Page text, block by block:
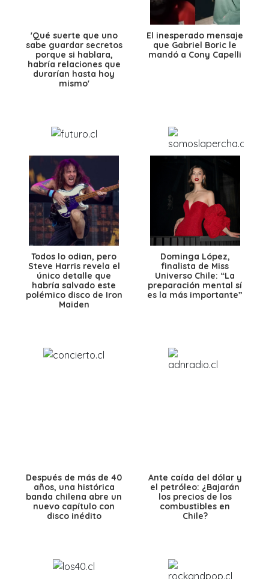
'Qué suerte que uno
sabe guardar secretos
porque si hablara,
habría relaciones que
durarían hasta hoy
mismo'
El inesperado mensaje
que Gabriel Boric le
mandó a Cony Capelli
Todos lo odian, pero
Steve Harris revela el
único detalle que
habría salvado este
polémico disco de Iron
Maiden
Dominga López,
finalista de Miss
Universo Chile: “La
preparación mental sí
es la más importante”
Después de más de 40
años, una histórica
banda chilena abre un
nuevo capítulo con
disco inédito
Ante caída del dólar y
el petróleo: ¿Bajarán
los precios de los
combustibles en
Chile?